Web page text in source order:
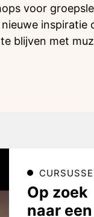
voor
blijven met
Op zoek
naar een